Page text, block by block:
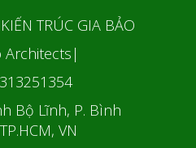
TRÚC GIA BẢO
Architects|
Bộ Lĩnh, P. Bình
VN